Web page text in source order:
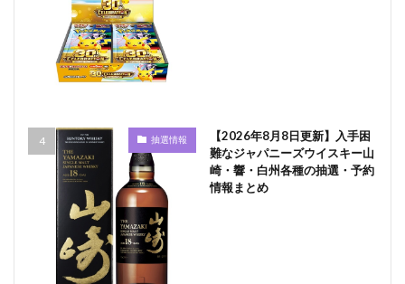
抽選情報
【2026年8月8日更新】入手困
難なジャパニーズウイスキー山
崎・響・白州各種の抽選・予約
情報まとめ